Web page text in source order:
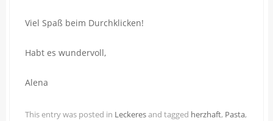
Viel Spaß beim Durchklicken!
Habt es wundervoll,
Alena
This entry was posted in Leckeresand tagged herzhaft, Pasta,